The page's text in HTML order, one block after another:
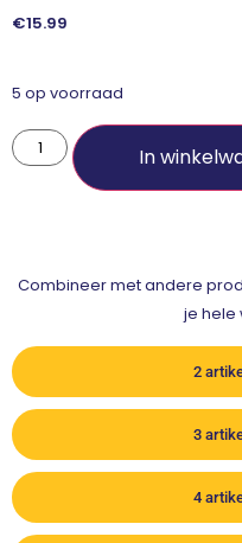
€15.99
5 op voorraad
In
Combineer met andere
je hele
2
3
4